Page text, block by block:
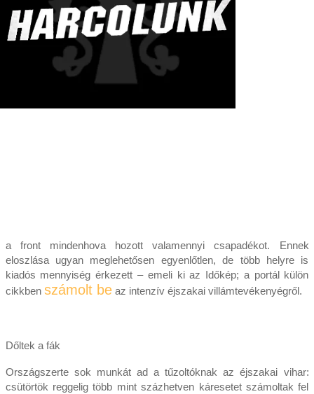
a front mindenhova hozott valamennyi csapadékot. Ennek
eloszlása ugyan meglehetősen egyenlőtlen, de több helyre is
kiadós mennyiség érkezett – emeli ki az Időkép; a portál külön
cikkben számolt beaz intenzív éjszakai villámtevékenyégről.
Dőltek a fák
Országszerte sok munkát ad a tűzoltóknak az éjszakai vihar:
csütörtök reggelig több mint százhetven káresetet számoltak fel